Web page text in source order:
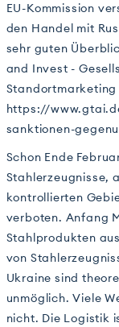
EU-Kommission
den Handel mit
sehr guten
and Invest -
Standortmarketing
https://
sanktionen-
Schon Ende
Stahlerzeugnisse,
kontrollierten
verboten. Anfang
Stahlprodukten
von
Ukraine sind
unmöglich. Viele
nicht. Die Logistik